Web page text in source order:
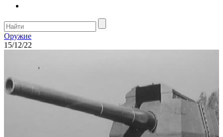
Оружие
15/12/22